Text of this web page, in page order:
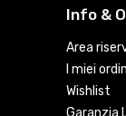
Info &
Area
I miei
Wishlist
Garanzia